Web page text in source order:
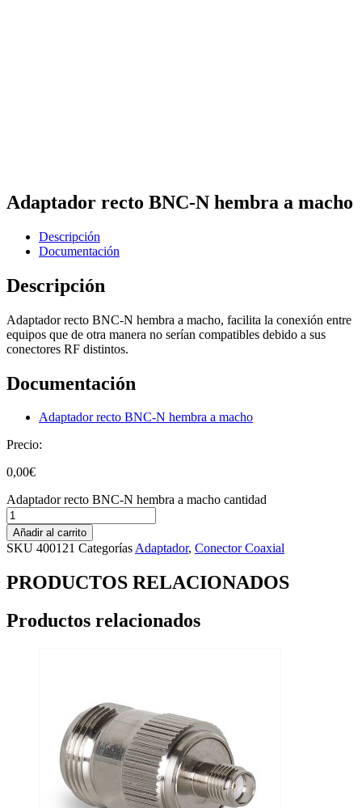
Adaptador recto BNC-N hembra a macho
Descripción
Documentación
Descripción
Adaptador recto BNC-N hembra a macho, facilita la conexión entre
equipos que de otra manera no serían compatibles debido a sus
conectores RF distintos.
Documentación
Adaptador recto BNC-N hembra a macho
Precio:
0,00€
Adaptador recto BNC-N hembra a macho cantidad
Añadir al carrito
SKU 400121 CategoríasAdaptador, Conector Coaxial
PRODUCTOS RELACIONADOS
Productos relacionados